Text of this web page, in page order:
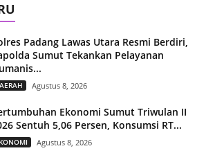
Padang Lawas Utara Resmi Berdiri,
Sumut Tekankan Pelayanan
Agustus 8, 2026
Ekonomi Sumut Triwulan II
Sentuh 5,06 Persen, Konsumsi RT...
Agustus 8, 2026